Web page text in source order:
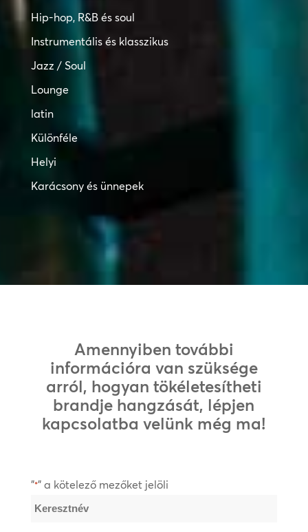
Hip-hop, R&B és soul
Instrumentális és klasszikus
Jazz / Soul
Lounge
latin
Különféle
Helyi
Karácsony és ünnepek
Amennyiben további
információra van szüksége
arról, hogyan tökéletesítheti
brandje hangzását, lépjen
kapcsolatba velünk még ma!
"*" a kötelező mezőket jelöli
Név